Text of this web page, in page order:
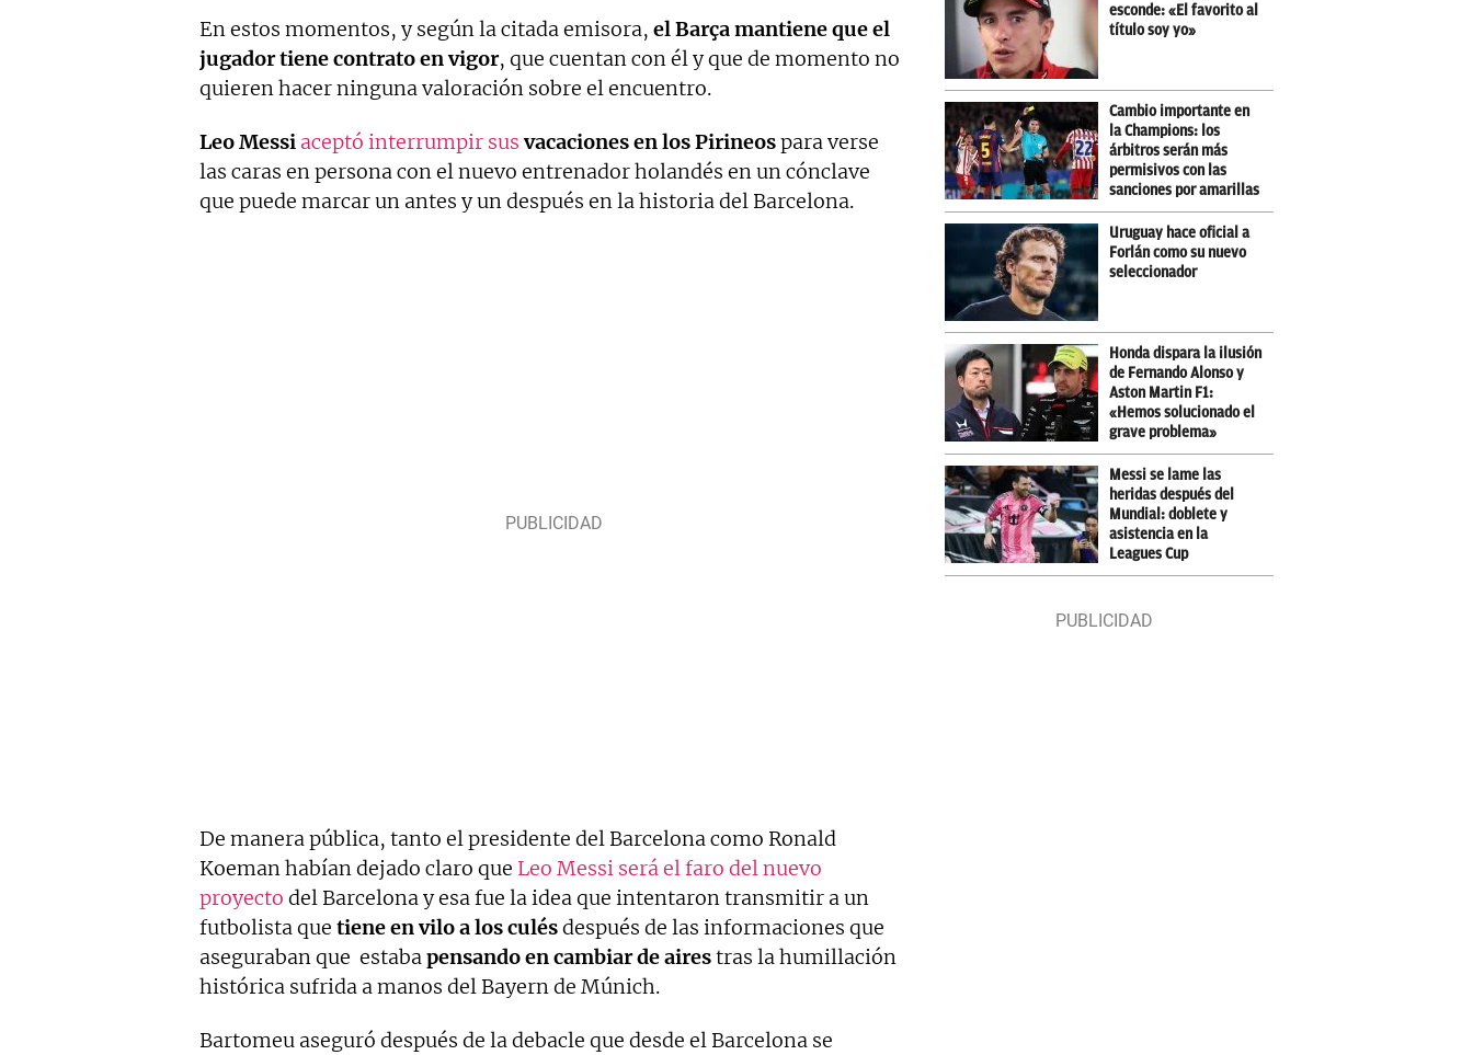
En estos momentos, y según la citada emisora, el Barça mantiene que el
jugador tiene contrato en vigor, que cuentan con él y que de momento no
quieren hacer ninguna valoración sobre el encuentro.
Leo Messi aceptó interrumpir susvacaciones en los Pirineospara verse
las caras en persona con el nuevo entrenador holandés en un cónclave
que puede marcar un antes y un después en la historia del Barcelona.
De manera pública, tanto el presidente del Barcelona como Ronald
Koeman habían dejado claro que Leo Messi será el faro del nuevo
proyecto del Barcelona y esa fue la idea que intentaron transmitir a un
futbolista que tiene en vilo a los culésdespués de las informaciones que
aseguraban que estabapensando en cambiar de airestras la humillación
histórica sufrida a manos del Bayern de Múnich.
Bartomeu aseguró después de la debacle que desde el Barcelona se
esconde: «El favorito al
título soy yo»
Cambio importante en
la Champions: los
árbitros serán más
permisivos con las
sanciones por amarillas
Uruguay hace oficial a
Forlán como su nuevo
seleccionador
Honda dispara la ilusión
de Fernando Alonso y
Aston Martin F1:
«Hemos solucionado el
grave problema»
Messi se lame las
heridas después del
Mundial: doblete y
asistencia en la
Leagues Cup